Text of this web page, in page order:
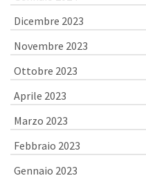
Dicembre 2023
Novembre 2023
Ottobre 2023
Aprile 2023
Marzo 2023
Febbraio 2023
Gennaio 2023